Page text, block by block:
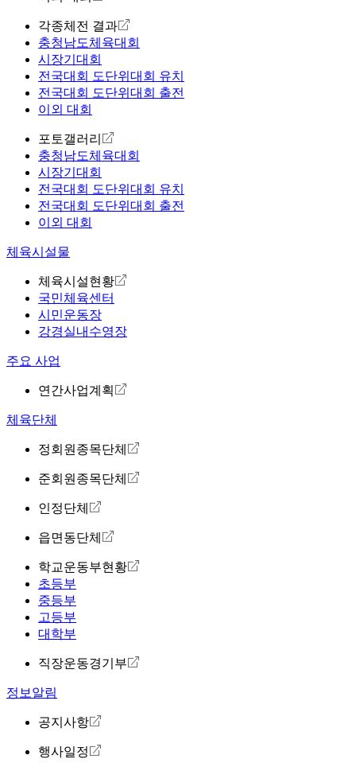
각종체전 결과
충청남도체육대회
시장기대회
전국대회 도단위대회 유치
전국대회 도단위대회 출전
이외 대회
포토갤러리
충청남도체육대회
시장기대회
전국대회 도단위대회 유치
전국대회 도단위대회 출전
이외 대회
체육시설물
체육시설현황
국민체육센터
시민운동장
강경실내수영장
주요 사업
연간사업계획
체육단체
정회원종목단체
준회원종목단체
인정단체
읍면동단체
학교운동부현황
초등부
중등부
고등부
대학부
직장운동경기부
정보알림
공지사항
행사일정